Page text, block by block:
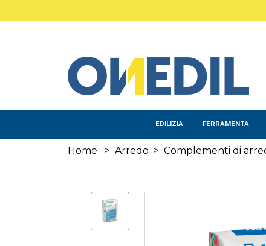
EDILIZIA FERRAMENTA
Home > Arredo > Complementi di